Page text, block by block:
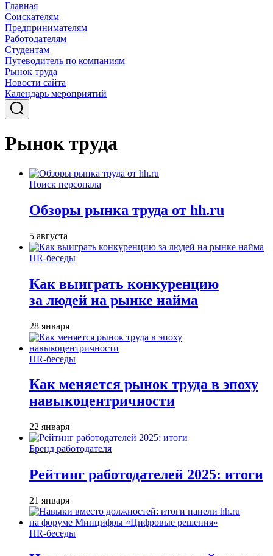
Главная
Соискателям
Предпринимателям
Работодателям
Студентам
Путеводитель по компаниям
Рынок труда
Новости сайта
Календарь мероприятий
Рынок труда
Поиск персонала
Обзоры рынка труда от hh.ru
5 августа
HR-беседы
Как выиграть конкуренцию
за людей на рынке найма
28 января
HR-беседы
Как меняется рынок труда в эпоху
навыкоцентричности
22 января
Бренд работодателя
Рейтинг работодателей 2025: итоги
21 января
HR-беседы